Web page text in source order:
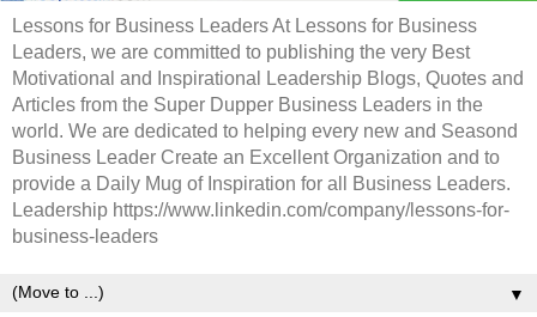
Lessons for Business Leaders At Lessons for Business
Leaders, we are committed to publishing the very Best
Motivational and Inspirational Leadership Blogs, Quotes and
Articles from the Super Dupper Business Leaders in the
world. We are dedicated to helping every new and Seasond
Business Leader Create an Excellent Organization and to
provide a Daily Mug of Inspiration for all Business Leaders.
Leadership https://www.linkedin.com/company/lessons-for-
business-leaders
▼